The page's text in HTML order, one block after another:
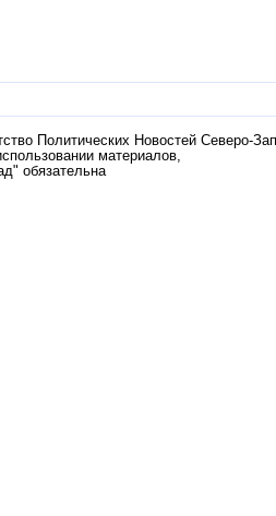
Политических Новостей Северо-
материалов,
обязательна